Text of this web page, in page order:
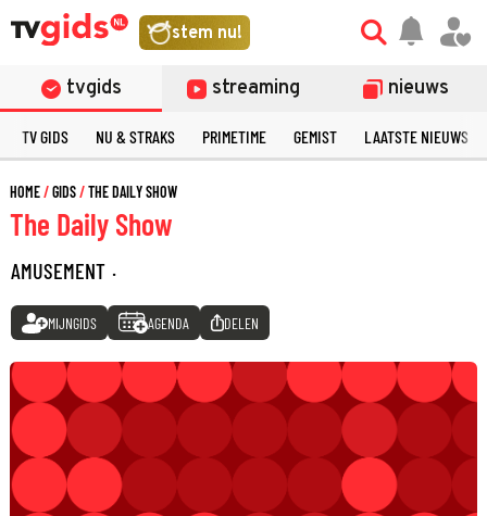
stem nu!
tvgids streaming nieuws
TV GIDS NU & STRAKS PRIMETIME GEMIST LAATSTE NIEUWS
HOME GIDS THE DAILY SHOW
The Daily Show
AMUSEMENT ·
MIJNGIDS AGENDA DELEN